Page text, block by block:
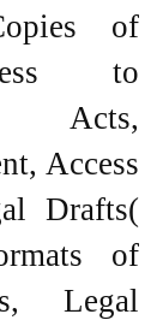
of
to
Acts,
Access
Drafts(
of
Legal